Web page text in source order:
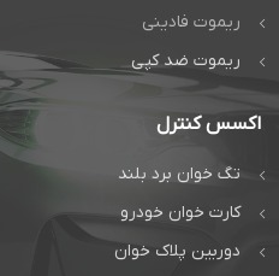
تماس بگیرید:
تماس مستقیم
گفتگوی آنلاین:
ریموت فادینی
ریموت ضد کپی
اکسس کنترل
تگ خوان برد بلند
کارت خوان خودرو
دوربین پلاک خوان